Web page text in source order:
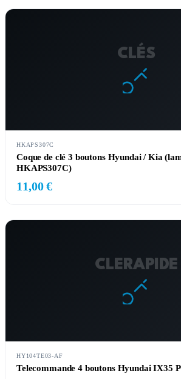
CLÉS
HKAPS307C
Coque de clé 3 boutons Hyundai / Kia
HKAPS307C)
11,00 €
CLERAPIDE
HY104TE03-AF
Telecommande 4 boutons Hyundai IX35